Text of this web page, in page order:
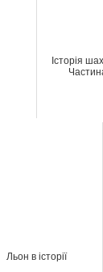
Історія
Льон в історії